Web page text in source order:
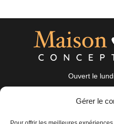
Gérer le
Ouvert le
19 Rue Auguste